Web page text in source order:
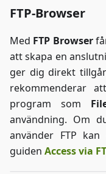
FTP-Browser
Med FTP Browser
att skapa en
ger dig direkt
rekommenderar
program som
användning. Om
använder FTP
guiden Access via